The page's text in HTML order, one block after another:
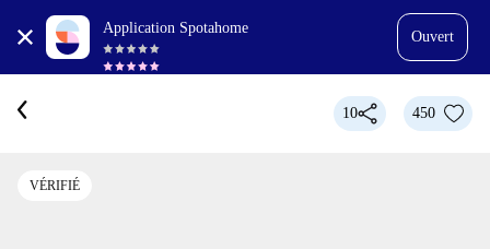
Application Spotahome
Ouvert
10 450
VÉRIFIÉ